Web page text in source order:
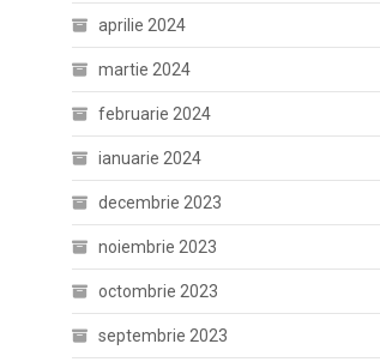
aprilie 2024
martie 2024
februarie 2024
ianuarie 2024
decembrie 2023
noiembrie 2023
octombrie 2023
septembrie 2023